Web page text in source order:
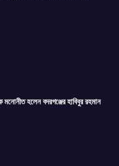
হলেন বদরগঞ্জের হাবিবুর রহমান